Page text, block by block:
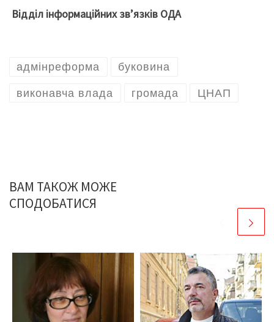
Відділ інформаційних зв’язків ОДА
адмінреформа буковина
виконавча влада громада ЦНАП
ВАМ ТАКОЖ МОЖЕ
СПОДОБАТИСЯ